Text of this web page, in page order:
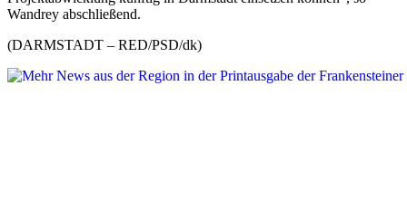
Wandrey abschließend.
(DARMSTADT – RED/PSD/dk)